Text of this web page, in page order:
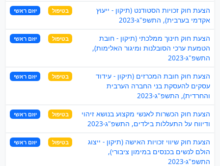
הצעת חוק זכויות הסטודנט (תיקון - ייעוץ
אקדמי בערבית), התשפ"ג-2023
בטיפול יוזם ראשי
הצעת חוק חינוך ממלכתי (תיקון - חובת
הטמעת ערכי הסובלנות ומיגור האלימות),
התשפ"ג-2023
בטיפול יוזם ראשי
הצעת חוק חובת המכרזים (תיקון - עידוד
עסקים להעסקת בני החברה הערבית
והחרדית), התשפ"ג-2023
בטיפול יוזם ראשי
הצעת חוק הכשרות לאנשי מקצוע בנושא זיהוי
ודיווח על התעללות בילדים, התשפ"ג-2023
בטיפול יוזם ראשי
הצעת חוק שיווי זכויות האישה (תיקון - ייצוג
הולם לנשים בכנסים במימון ציבורי),
התשפ"ג-2023
בטיפול יוזם ראשי